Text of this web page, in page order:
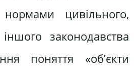
цивільного,
законодавства
поняття «об’єкти